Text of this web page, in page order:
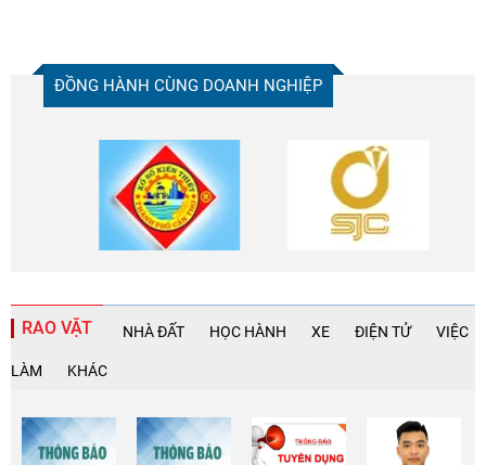
ĐỒNG HÀNH CÙNG DOANH NGHIỆP
RAO VẶT NHÀ ĐẤT HỌC HÀNH XE ĐIỆN TỬ VIỆC
LÀM KHÁC